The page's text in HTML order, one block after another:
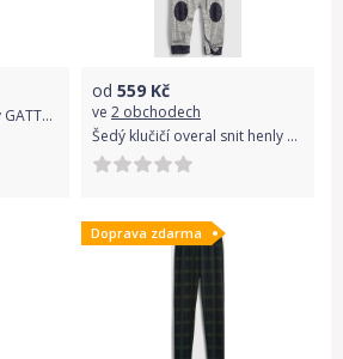
Dětské termo ponožky GATTA vzor ENERGY růžová Velikost: 27-29
od 559 Kč
ve 2 obchodech
Šedý klučičí overal snit henly one-piece - 86-92
Doprava zdarma